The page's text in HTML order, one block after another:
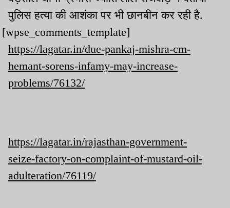
पुलिस हत्या की आशंका पर भी छानबीन कर रही है.
[wpse_comments_template]
https://lagatar.in/due-pankaj-mishra-cm-
hemant-sorens-infamy-may-increase-
problems/76132/
https://lagatar.in/rajasthan-government-
seize-factory-on-complaint-of-mustard-oil-
adulteration/76119/